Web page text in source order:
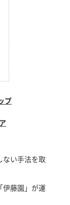
プ
ない手法を取
伊藤園」が運